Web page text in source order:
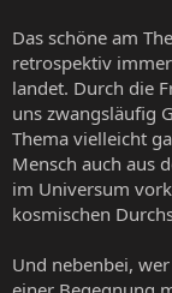
Das schöne am
retrospektiv
landet. Durch die
uns zwangsläufig
Thema vielleicht
Mensch auch aus
im Universum
kosmischen
Und nebenbei,